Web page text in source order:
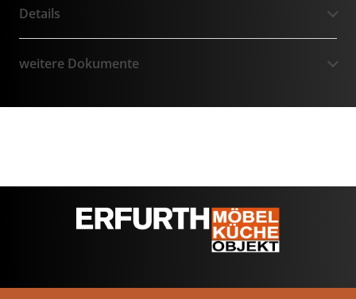
Details
weitere Dokumente